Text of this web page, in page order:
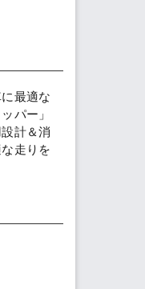
最適な
パー」
計＆消
走りを